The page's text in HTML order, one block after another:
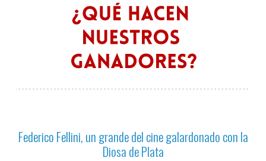
Federico Fellini, un grande del cine galardonado con la
Diosa de Plata